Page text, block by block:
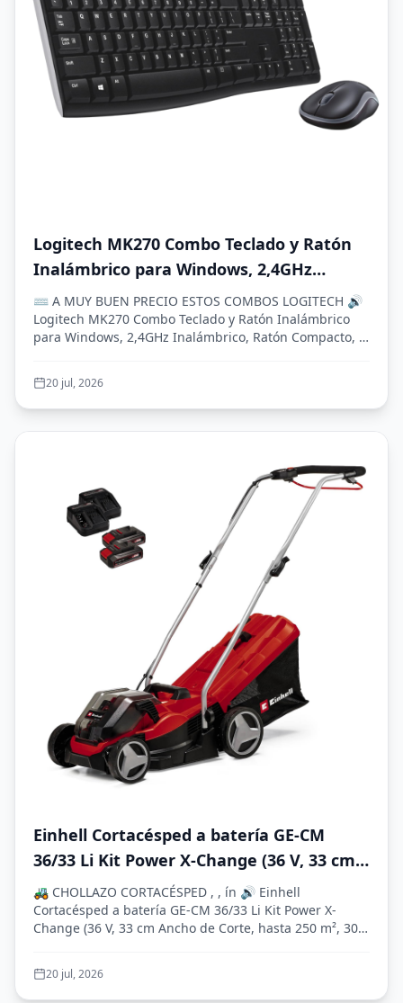
Logitech MK270 Combo Teclado y Ratón
Inalámbrico para Windows, 2,4GHz
Inalámbrico, Ratón Compacto, 8 Teclas
Multimedia y de Acceso Directo, 2 años
de batería, PC, PC Portátil, QWERTY
⌨️ A MUY BUEN PRECIO ESTOS COMBOS LOGITECH 🔊
Logitech MK270 Combo Teclado y Ratón Inalámbrico
para Windows, 2,4GHz Inalámbrico, Ratón Compacto, 8
20 jul, 2026
Einhell Cortacésped a batería GE-CM
36/33 Li Kit Power X-Change (36 V, 33 cm
Ancho de Corte, hasta 250 m², 30L Bolsa
recolectora, 25-65 mm Altura de Corte,
con 2X 2,5 Ah baterías + 2X cargadore)
🚜 CHOLLAZO CORTACÉSPED , , ín 🔊 Einhell
Cortacésped a batería GE-CM 36/33 Li Kit Power X-
Change (36 V, 33 cm Ancho de Corte, hasta 250 m², 30L
20 jul, 2026